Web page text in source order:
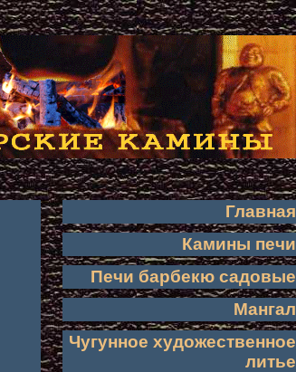
Главная
Камины печи
Печи барбекю садовые
Мангал
Чугунное художественное
литье